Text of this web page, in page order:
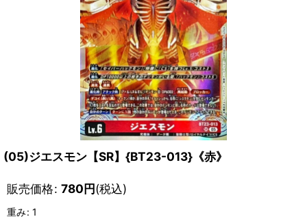
(05)ジエスモン【SR】{BT23-013}《赤》
販売価格: 780円(税込)
重み: 1